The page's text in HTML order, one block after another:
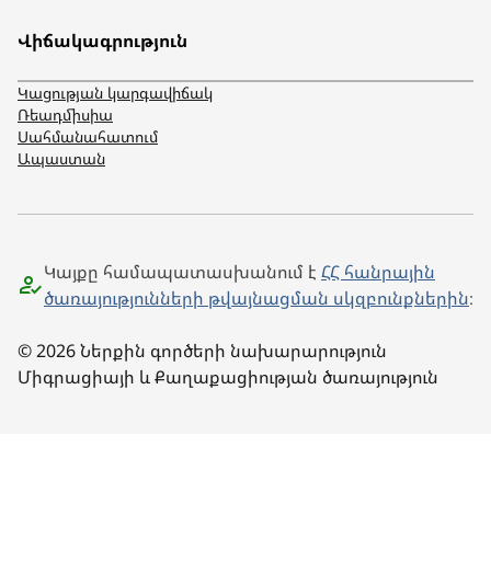
Վիճակագրություն
Կացության կարգավիճակ
Ռեադմիսիա
Սահմանահատում
Ապաստան
Կայքը համապատասխանում է ՀՀ հանրային
ծառայությունների թվայնացման սկզբունքներին։
© 2026 Ներքին գործերի նախարարություն
Միգրացիայի և Քաղաքացիության ծառայություն